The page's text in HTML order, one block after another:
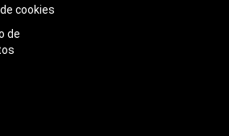
cookies
de